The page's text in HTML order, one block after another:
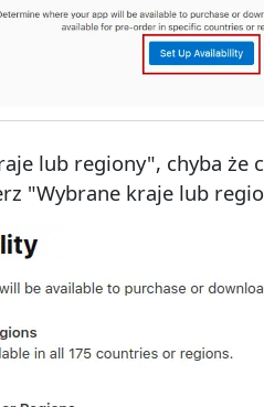
lub regiony", chyba że
"Wybrane kraje lub